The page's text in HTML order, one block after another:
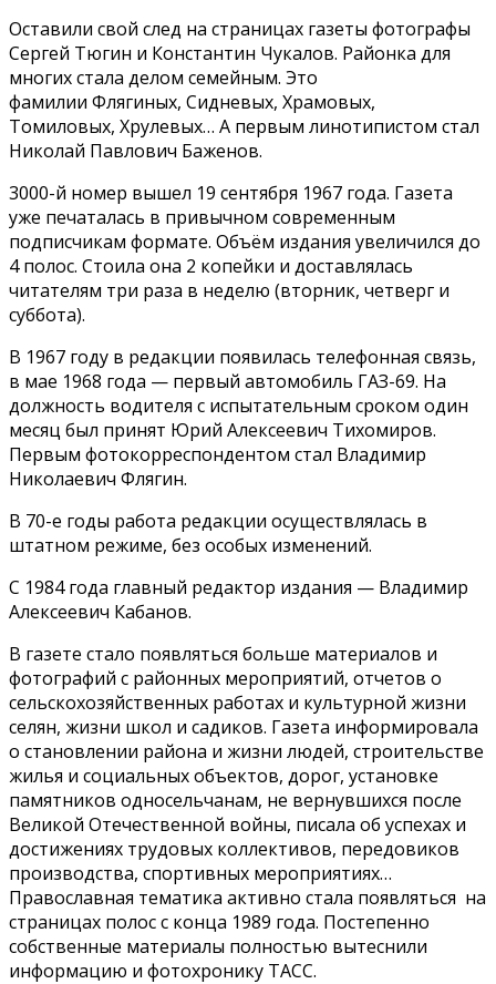
Оставили свой след на страницах газеты фотографы
Сергей Тюгин и Константин Чукалов. Районка для
многих стала делом семейным. Это
фамилии Флягиных, Сидневых, Храмовых,
Томиловых, Хрулевых… А первым линотипистом стал
Николай Павлович Баженов.
3000-й номер вышел 19 сентября 1967 года. Газета
уже печаталась в привычном современным
подписчикам формате. Объём издания увеличился до
4 полос. Стоила она 2 копейки и доставлялась
читателям три раза в неделю (вторник, четверг и
суббота).
В 1967 году в редакции появилась телефонная связь,
в мае 1968 года — первый автомобиль ГАЗ-69. На
должность водителя с испытательным сроком один
месяц был принят Юрий Алексеевич Тихомиров.
Первым фотокорреспондентом стал Владимир
Николаевич Флягин.
В 70-е годы работа редакции осуществлялась в
штатном режиме, без особых изменений.
С 1984 года главный редактор издания — Владимир
Алексеевич Кабанов.
В газете стало появляться больше материалов и
фотографий с районных мероприятий, отчетов о
сельскохозяйственных работах и культурной жизни
селян, жизни школ и садиков. Газета информировала
о становлении района и жизни людей, строительстве
жилья и социальных объектов, дорог, установке
памятников односельчанам, не вернувшихся после
Великой Отечественной войны, писала об успехах и
достижениях трудовых коллективов, передовиков
производства, спортивных мероприятиях…
Православная тематика активно стала появляться на
страницах полос с конца 1989 года. Постепенно
собственные материалы полностью вытеснили
информацию и фотохронику ТАСС.